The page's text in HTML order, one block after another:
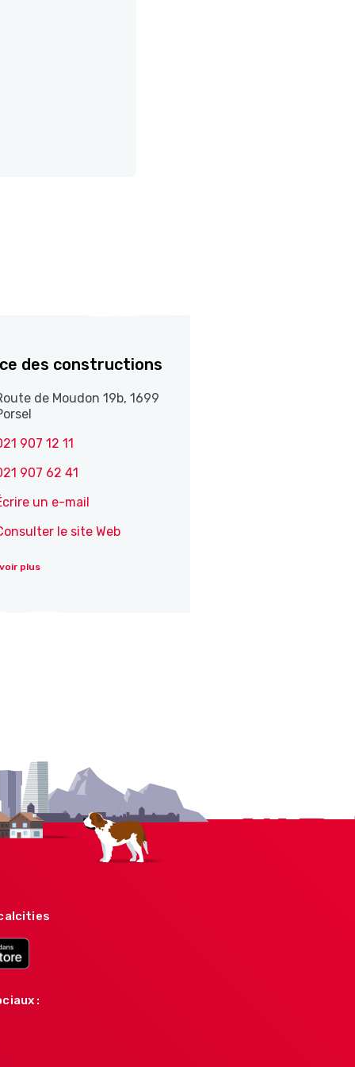
des constructions
de Moudon 19b, 1699
907 12 11
907 62 41
un e-mail
le site Web
plus
: